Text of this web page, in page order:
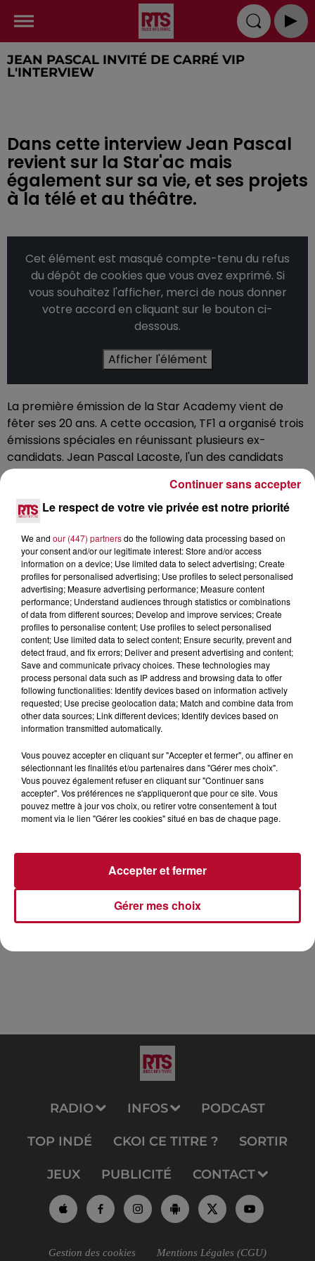
JEAN PASCAL INVITÉ DE CARRÉ VIP
L'INTERVIEW
Dans cette interview Jean Pascal
revient sur la Star'ac mais
également sur sa vie, et ses projets
à la télé et au théâtre.
Cet élément est masqué compte-tenu du refus
du dépôt de cookies que vous avez exprimé. Si
vous souhaitez l'afficher, merci de nous donner
votre accord en cliquant sur le bouton ci-
dessous.
Afficher l'élément
La première émission de la Star Academy vient de
fêter ses 20 ans. A cette occasion, TF1 a organisé trois
émissions spéciales en réunissant plusieurs ex-
candidats. Jean Pascal Lacoste, l'un des candidats
emblématiques de la saison 1 nous a fait le plaisir de
nous recevoir chez lui à Saint-Jean-de-Luz sur la côte
Basque pour une interview exclusive et sans langue de
bois.
Nos réseaux :
Site :https://www.rtsfm.com
Facebook :http://bit.ly/2ZljaDs
Insta :http://bit.ly/38b0N92
Twitter :http://bit.ly/2F3R1cw
Ecoutez RTS sur appli, enceintes Alexa, Google Home,
FM, ou Dab+ rendez-vous sur :https://bit.ly/2W9ZN4u
RADIO INFOS PODCAST
TOP INDÉ CKOI CE TITRE ? SORTIR
JEUX PUBLICITÉ CONTACT
Gestion des cookies Mentions Légales (CGU)
Le respect de votre vie privée est notre priorité
We and our (447) partnersdo the following data processing based on
your consent and/or our legitimate interest: Store and/or access
information on a device; Use limited data to select advertising; Create
profiles for personalised advertising; Use profiles to select personalised
advertising; Measure advertising performance; Measure content
performance; Understand audiences through statistics or combinations
of data from different sources; Develop and improve services; Create
profiles to personalise content; Use profiles to select personalised
content; Use limited data to select content; Ensure security, prevent and
detect fraud, and fix errors; Deliver and present advertising and content;
Save and communicate privacy choices. These technologies may
process personal data such as IP address and browsing data to offer
following functionalities: Identify devices based on information actively
requested; Use precise geolocation data; Match and combine data from
other data sources; Link different devices; Identify devices based on
information transmitted automatically.
Vous pouvez accepter en cliquant sur "Accepter et fermer", ou affiner en
sélectionnant les finalités et/ou partenaires dans "Gérer mes choix".
Vous pouvez également refuser en cliquant sur "Continuer sans
accepter". Vos préférences ne s'appliqueront que pour ce site. Vous
pouvez mettre à jour vos choix, ou retirer votre consentement à tout
moment via le lien "Gérer les cookies" situé en bas de chaque page.
Gérer mes choix
Accepter et fermer
Continuer sans accepter